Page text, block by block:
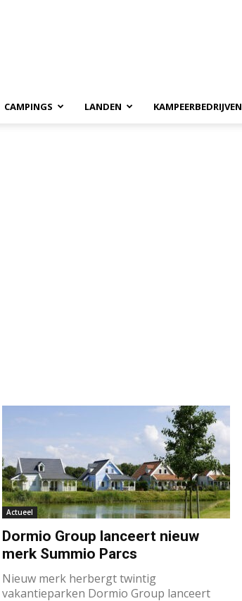
CAMPINGS LANDEN KAMPEERBEDRIJVEN
Actueel
Dormio Group lanceert nieuw
merk Summio Parcs
Nieuw merk herbergt twintig
vakantieparken Dormio Group lanceert